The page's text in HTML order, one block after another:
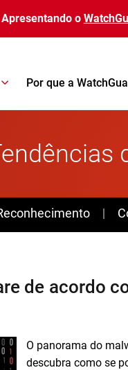
Apresentando o
Por que a
de acordo
O panorama do
descubra como se